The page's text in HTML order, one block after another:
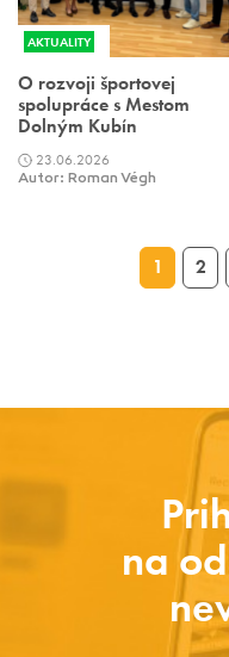
AKTUALITY
O rozvoji športovej
spolupráce s Mestom
Dolným Kubín
23.06.2026
Autor: Roman Végh
1 2
na